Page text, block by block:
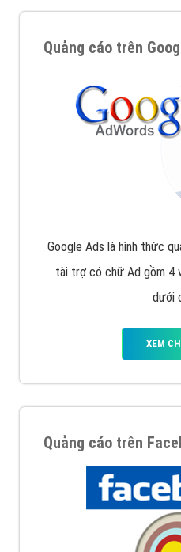
Quảng cáo trên
Google Ads là hình thức
tài trợ có chữ Ad gồm 4
dưới
XEM
Quảng cáo trên